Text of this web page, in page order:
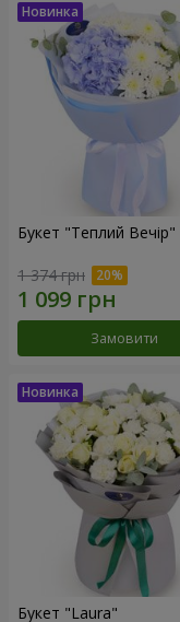
Букет "Теплий Вечір"
1 374 грн
Замовити
Букет "Laura"